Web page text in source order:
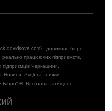
- довідкове бюро.
реально працюючих підприємств,
підприємців Черкащини.
Акції та знижки.
®. Всі права захищені.